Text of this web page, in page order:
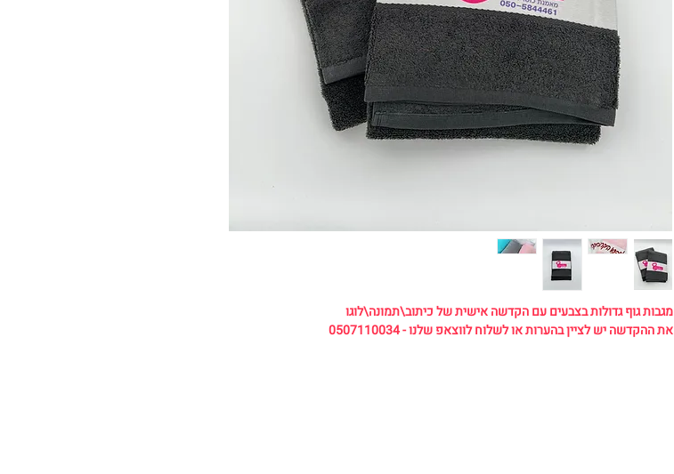
מגבות גוף גדולות בצבעים עם הקדשה אישית של כיתוב\תמונה\לוגו
את ההקדשה יש לציין בהערות או לשלוח לווצאפ שלנו - 0507110034